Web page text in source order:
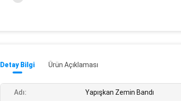
Detay Bilgi Ürün Açıklaması
Adı: Yapışkan Zemin Bandı